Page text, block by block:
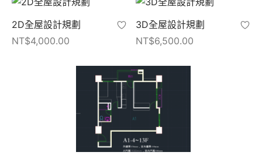
2D全屋設計規劃
NT$4,000.00
3D全屋設計規劃
NT$6,500.00